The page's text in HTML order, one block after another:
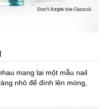
mang lại một mẫu nail
nhỏ để đính lên móng,